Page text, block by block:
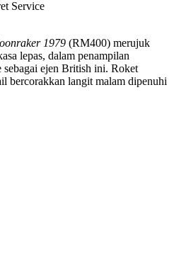
Service
1979 (RM400) merujuk
lepas, dalam penampilan
ejen British ini. Roket
bercorakkan langit malam dipenuhi